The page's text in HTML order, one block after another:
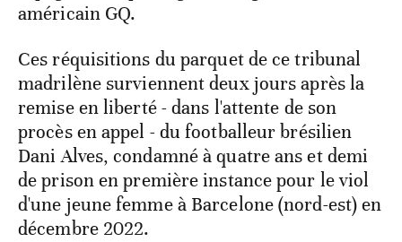
américain GQ.
Ces réquisitions du parquet de ce tribunal
madrilène surviennent deux jours après la
remise en liberté - dans l'attente de son
procès en appel - du footballeur brésilien
Dani Alves, condamné à quatre ans et demi
de prison en première instance pour le viol
d'une jeune femme à Barcelone (nord-est) en
décembre 2022.